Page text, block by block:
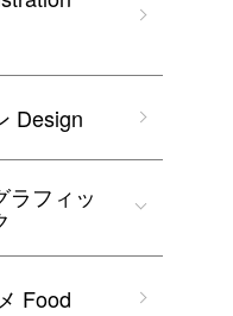
Design
ラフィッ
Food